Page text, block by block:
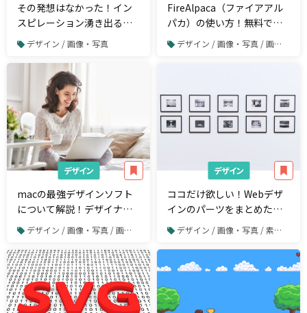
その発想はなかった！イン
スピレーション湧き出るロ
ゴデザインアイデア21選
デザイン / 画像・写真
FireAlpaca（ファイアアル
パカ）の使い方！無料で使
えるPSD対応ペイントツー
デザイン / 画像・写真 / 画像や写真の加工・編集
デザイン
macの最強デザインソフト
について解説！デザイナー
必見！
デザイン / 画像・写真 / 画像や写真の加工・編集
デザイン
ココだけ欲しい！Webデザ
インのパーツをまとめたギ
ャラリーサイト36選
デザイン / 画像・写真 / 素材サイト